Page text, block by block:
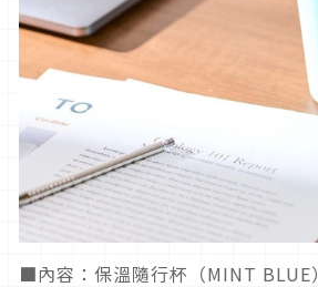
■內容：保溫隨行杯（MINT BLUE）